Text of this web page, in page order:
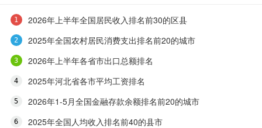
2026年上半年全国居民收入排名前30的区县
2025年全国农村居民消费支出排名前20的城市
2026年上半年各省市出口总额排名
2025年河北省各市平均工资排名
2026年1-5月全国金融存款余额排名前20的城市
2025年全国人均收入排名前40的县市